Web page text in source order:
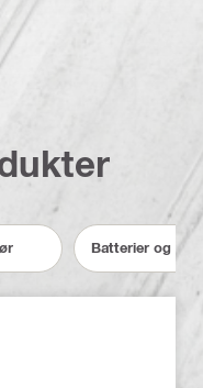
Batterier og